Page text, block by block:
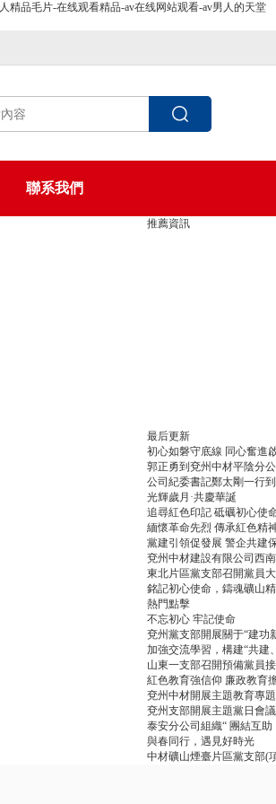
精品毛片-在线观看精品-av在线网站观看-av男人的天堂
聯系我們
推薦資訊
最后更新
初心如磐守底線 同心奮進
郭正勇到兗州中材平陰分
公司紀委書記鄭太剛一行
光輝歲月·共慶華誕
追尋紅色印記 砥礪初心使
緬懷革命先烈 傳承紅色精
黨建引領促發展 警企共建
兗州中材建設有限公司西
東北片區黨支部召開黨員
銘記初心使命，鑄魂礦山
熱門點擊
不忘初心 牢記使命
兗州黨支部開展關于“建功
加強交流學習，構建“共建
山東一支部召開預備黨員
紅色教育強信仰 廉政教育
兗州中材開展主題教育專
兗州支部開展主題黨日會議
泰安分公司組織“ 團結互助
與春同行，遇見好時光
中材礦山煙臺片區黨支部(